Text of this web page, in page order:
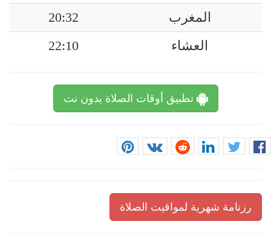
المغرب
20:32
العشاء
22:10
تطبيق أوقات الصلاة بدون نت
رزنامة شهرية لمواقيت الصلاة